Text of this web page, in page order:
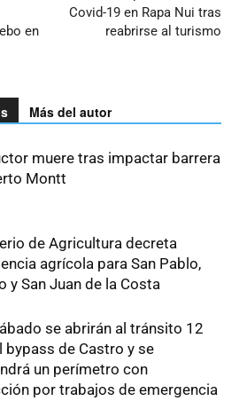
en
Covid-19 en Rapa Nui tras
reabrirse al turismo
Más del autor
muere tras impactar barrera
Montt
de Agricultura decreta
agrícola para San Pablo,
y San Juan de la Costa
se abrirán al tránsito 12
bypass de Castro y se
un perímetro con
por trabajos de emergencia